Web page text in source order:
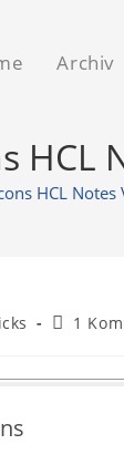
Archiv
HCL
HCL
1